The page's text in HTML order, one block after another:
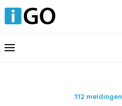
112 meldingen